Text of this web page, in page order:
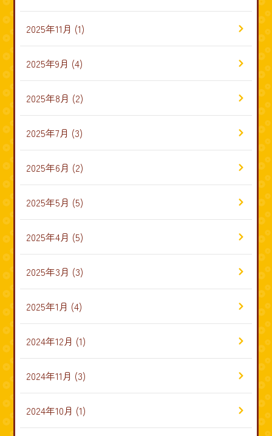
2025年11月 (1)
2025年9月 (4)
2025年8月 (2)
2025年7月 (3)
2025年6月 (2)
2025年5月 (5)
2025年4月 (5)
2025年3月 (3)
2025年1月 (4)
2024年12月 (1)
2024年11月 (3)
2024年10月 (1)